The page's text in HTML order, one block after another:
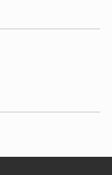
Cookies